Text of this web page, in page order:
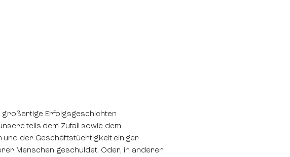
großartige Erfolgsgeschichten
teils dem Zufall sowie dem
und der Geschäftstüchtigkeit einiger
Menschen geschuldet. Oder, in anderen